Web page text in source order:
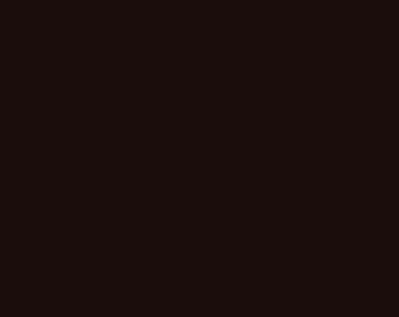
Üretici firma olarak; 28 Yıllık teknoloji Yatırımları Sayesinde yüzme